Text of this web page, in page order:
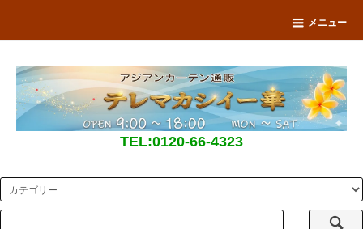
メニュー
TEL:0120-66-4323